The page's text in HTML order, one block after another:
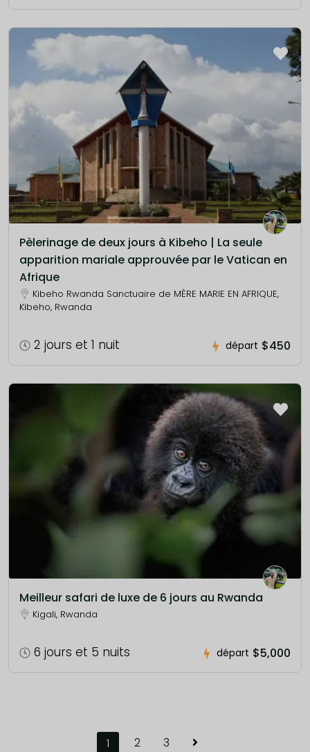
Pèlerinage de deux jours à Kibeho | La seule
apparition mariale approuvée par le Vatican en
Afrique
Kibeho Rwanda Sanctuaire de MÈRE MARIE EN AFRIQUE,
Kibeho, Rwanda
2 jours et 1 nuit départ $450
Meilleur safari de luxe de 6 jours au Rwanda
Kigali, Rwanda
6 jours et 5 nuits départ $5,000
1 2 3